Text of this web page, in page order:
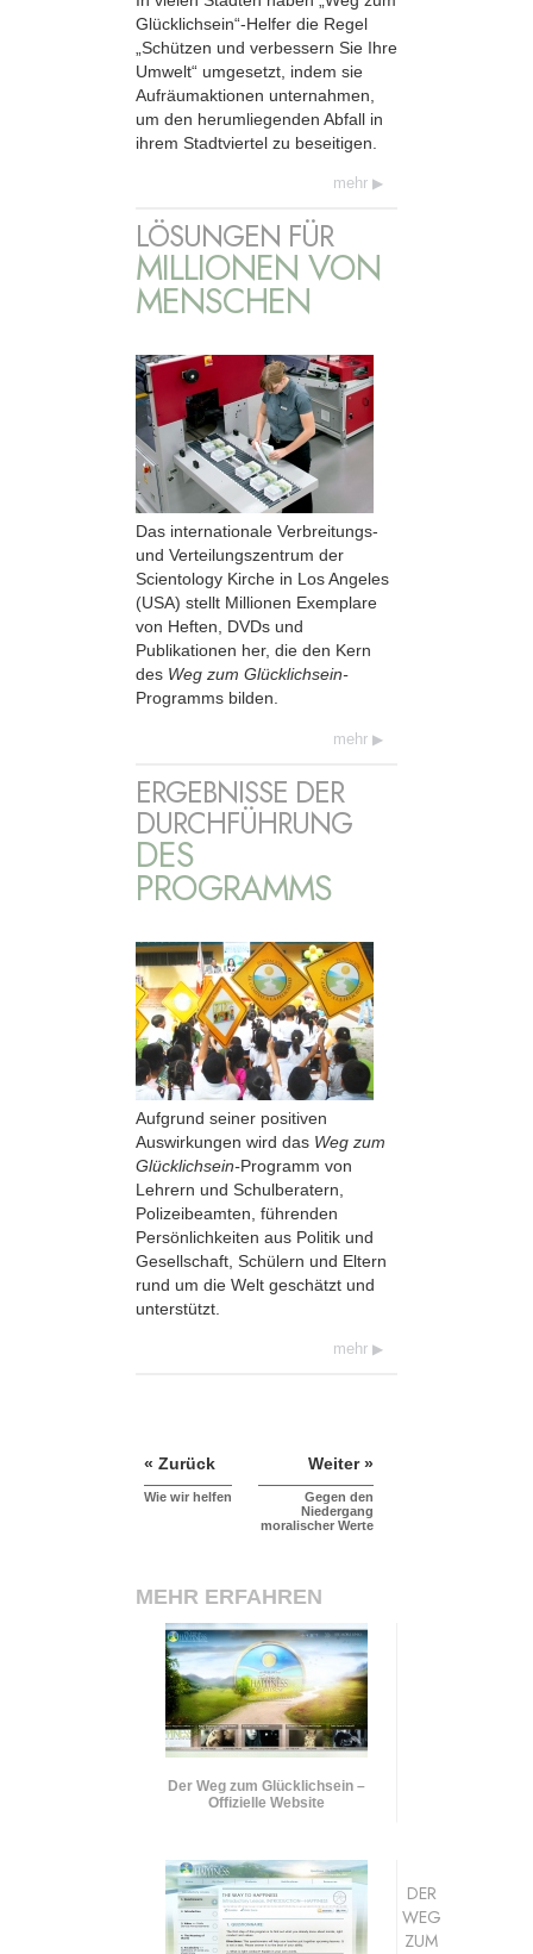
Glücklichsein“-Helfer die Regel
„Schützen und verbessern Sie Ihre
Umwelt“ umgesetzt, indem sie
Aufräumaktionen unternahmen,
um den herumliegenden Abfall in
ihrem Stadtviertel zu beseitigen.
mehr
LÖSUNGEN FÜR
MILLIONEN VON
MENSCHEN
Das internationale Verbreitungs-
und Verteilungszentrum der
Scientology Kirche in Los Angeles
(USA) stellt Millionen Exemplare
von Heften, DVDs und
Publikationen her, die den Kern
des Weg zum Glücklichsein-
Programms bilden.
mehr
ERGEBNISSE DER
DURCHFÜHRUNG
DES
PROGRAMMS
Aufgrund seiner positiven
Auswirkungen wird das Weg zum
Glücklichsein-Programm von
Lehrern und Schulberatern,
Polizeibeamten, führenden
Persönlichkeiten aus Politik und
Gesellschaft, Schülern und Eltern
rund um die Welt geschätzt und
unterstützt.
mehr
« Zurück
Wie wir helfen
Weiter »
Gegen den
Niedergang
moralischer Werte
MEHR ERFAHREN
Der Weg zum Glücklichsein –
Offizielle Website
DER
WEG
ZUM